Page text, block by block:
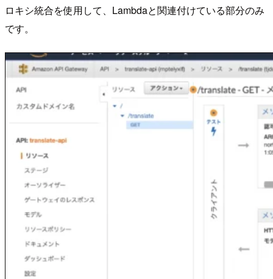
ロキシ統合を使用して、Lambdaと関連付けている部分のみ
です。